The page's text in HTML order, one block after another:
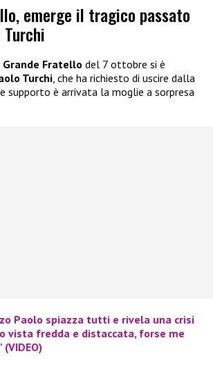
emerge il tragico passato
Turchi
Grande Fratello del 7 ottobre si è
Turchi, che ha richiesto di uscire dalla
supporto è arrivata la moglie a sorpresa
Paolo spiazza tutti e rivela una crisi
vista fredda e distaccata, forse me